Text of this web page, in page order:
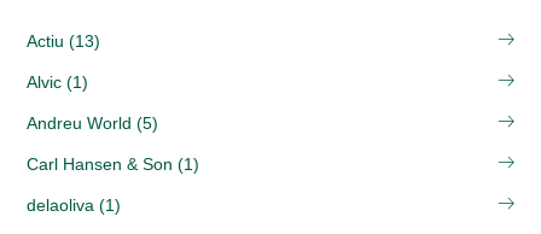
Actiu (13)
Alvic (1)
Andreu World (5)
Carl Hansen & Son (1)
delaoliva (1)